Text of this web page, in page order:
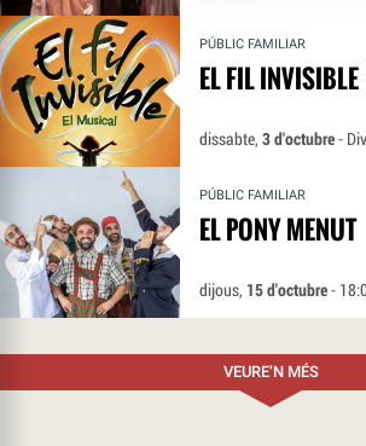
PÚBLIC FAMILIAR
EL FIL INVISIBLE
dissabte,3 d'octubre-
PÚBLIC FAMILIAR
EL PONY MENUT
dijous, 15 d'octubre-
VEURE’N MÉS